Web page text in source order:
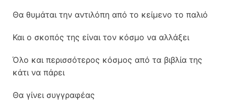
Θα θυμάται την αντιλόπη από το κείμενο το παλιό
Και ο σκοπός της είναι τον κόσμο να αλλάξει
Όλο και περισσότερος κόσμος από τα βιβλία της
κάτι να πάρει
Θα γίνει συγγραφέας